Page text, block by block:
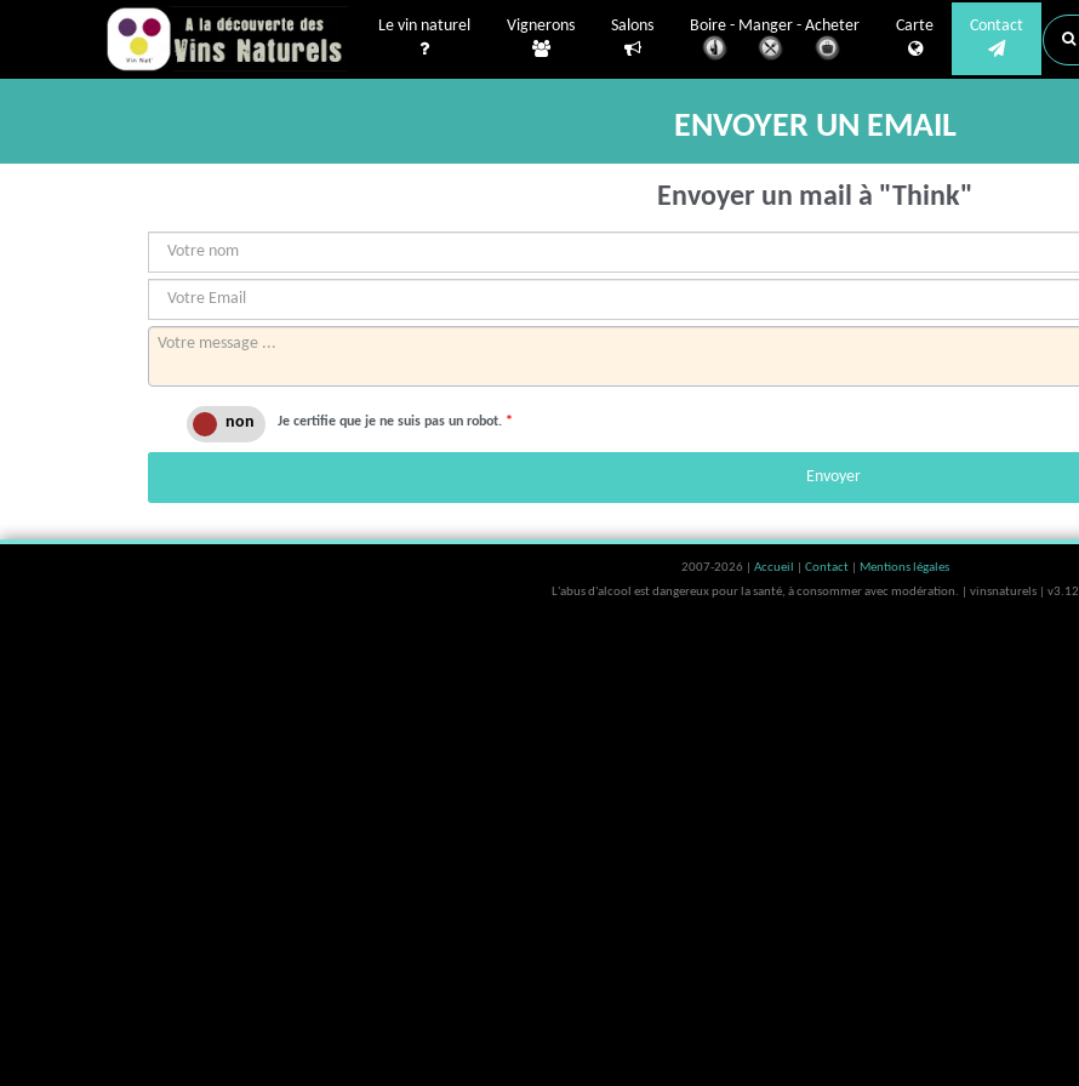
Le vin naturel Vignerons Salons Boire - Manger - Acheter Carte Contact
ENVOYER UN EMAIL
Envoyer un mail à "Think"
Je certifie que je ne suis pas un robot. *
Envoyer
2007-2026 | Accueil Contact
Mentions légales
L'abus d'alcool est dangereux pour la santé, à consommer avec modération. | vinsnaturels | v3.12